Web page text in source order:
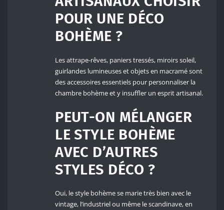
POUR UNE DÉCO
BOHÈME ?
Les attrape-rêves, paniers tressés, miroirs soleil,
guirlandes lumineuses et objets en macramé sont
des accessoires essentiels pour personnaliser la
chambre bohème et y insuffler un esprit artisanal.
PEUT-ON MÉLANGER
LE STYLE BOHÈME
AVEC D’AUTRES
STYLES DÉCO ?
Oui, le style bohème se marie très bien avec le
vintage, l’industriel ou même le scandinave, en